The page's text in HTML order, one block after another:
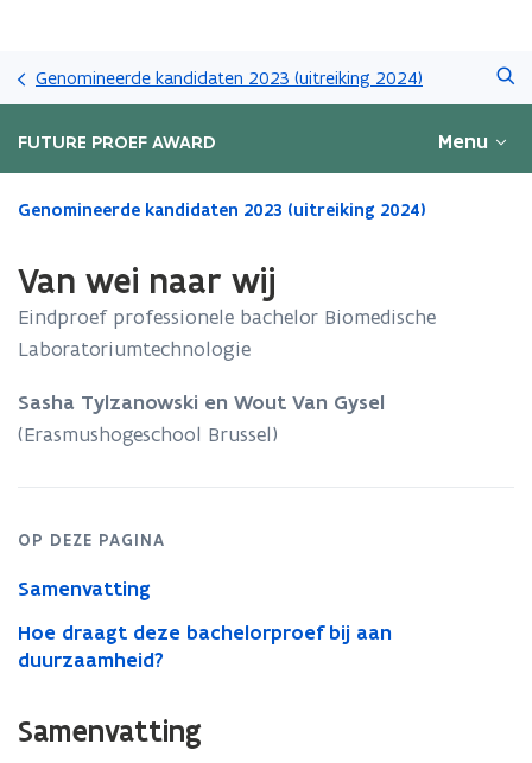
en
naar
gaan
Genomineerde kandidaten 2023 (uitreiking 2024)
FUTURE PROEF AWARD Menu
Gedaan
bevindt
op:
wei
naar
Genomineerde kandidaten 2023 (uitreiking 2024)
Van wei naar wij
Eindproef professionele bachelor Biomedische
Laboratoriumtechnologie
Sasha Tylzanowski en Wout Van Gysel​​​​​​​
(Erasmushogeschool Brussel)
OP DEZE PAGINA
Samenvatting
Hoe draagt deze bachelorproef bij aan
duurzaamheid?
Samenvatting